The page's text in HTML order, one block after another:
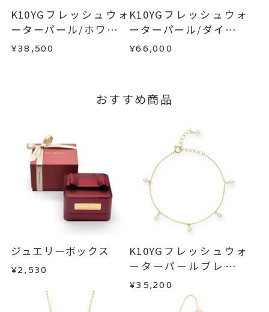
はお問い合わせフォームよりご連絡ください。
この場合の返送料は弊社にて負担いたしますの
で、着払いにてご返送ください。
詳細はこちら
K10YGフレッシュウォ
ーターパール/ホワイト
トパーズピアス
¥38,500
K10YGフレッシュウォ
ーターパール/ダイヤモ
ンドピアス
¥66,000
おすすめ商品
ジュエリーボックス
¥2,530
K10YGフレッシュウォ
ーターパールブレスレ
ット
¥35,200